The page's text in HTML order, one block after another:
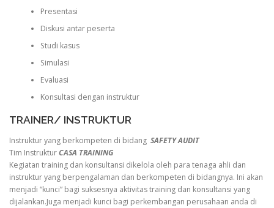
Presentasi
Diskusi antar peserta
Studi kasus
Simulasi
Evaluasi
Konsultasi dengan instruktur
TRAINER/ INSTRUKTUR
Instruktur yang berkompeten di bidang SAFETY AUDIT
Tim InstrukturCASA TRAINING
Kegiatan training dan konsultansi dikelola oleh para tenaga ahli dan
instruktur yang berpengalaman dan berkompeten di bidangnya. Ini akan
menjadi “kunci” bagi suksesnya aktivitas training dan konsultansi yang
dijalankan.Juga menjadi kunci bagi perkembangan perusahaan anda di